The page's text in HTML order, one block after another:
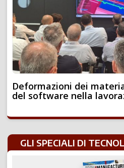
Deformazioni dei
del software nella
GLI SPECIALI DI